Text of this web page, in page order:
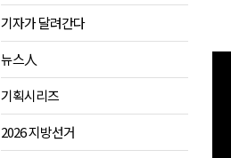
원주시, 하반기 중소기업육성자
강원도립대학교, 하반기 평생
태백시, 28~29일 제5회 황부자
기자가 달려간다
뉴스人
기획시리즈
2026 지방선거